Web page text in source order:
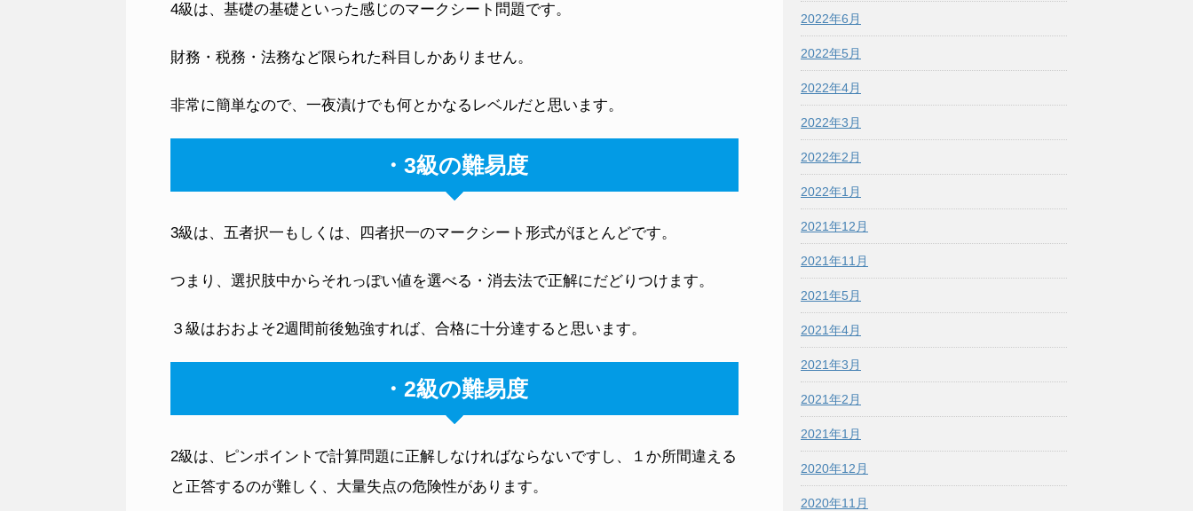
4級は、基礎の基礎といった感じのマークシート問題です。
財務・税務・法務など限られた科目しかありません。
非常に簡単なので、一夜漬けでも何とかなるレベルだと思います。
・3級の難易度
3級は、五者択一もしくは、四者択一のマークシート形式がほとんどです。
つまり、選択肢中からそれっぽい値を選べる・消去法で正解にだどりつけます。
３級はおおよそ2週間前後勉強すれば、合格に十分達すると思います。
・2級の難易度
2級は、ピンポイントで計算問題に正解しなければならないですし、１か所間違える
と正答するのが難しく、大量失点の危険性があります。
2022年6月
2022年5月
2022年4月
2022年3月
2022年2月
2022年1月
2021年12月
2021年11月
2021年5月
2021年4月
2021年3月
2021年2月
2021年1月
2020年12月
2020年11月